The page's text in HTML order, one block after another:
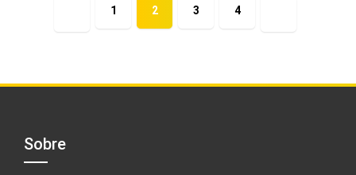
1 2 3
4
Sobre